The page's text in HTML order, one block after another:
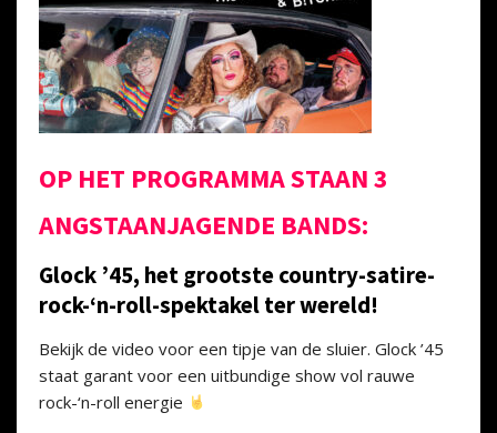
OP HET PROGRAMMA STAAN 3
ANGSTAANJAGENDE BANDS:
Glock ’45, het grootste country-satire-
rock-‘n-roll-spektakel ter wereld!
Bekijk de video voor een tipje van de sluier. Glock ’45
staat garant voor een uitbundige show vol rauwe
rock-‘n-roll energie